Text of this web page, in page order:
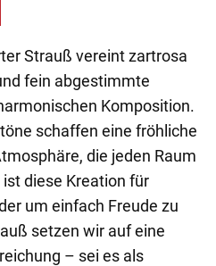
Strauß vereint zartrosa
fein abgestimmte
Komposition.
schaffen eine fröhliche
die jeden Raum
diese Kreation für
um einfach Freude zu
setzen wir auf eine
– sei es als